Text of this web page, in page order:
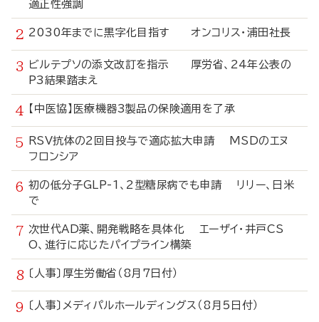
適正性強調
2030年までに黒字化目指す オンコリス・浦田社長
ビルテプソの添文改訂を指示 厚労省、24年公表の
P3結果踏まえ
【中医協】医療機器3製品の保険適用を了承
RSV抗体の2回目投与で適応拡大申請 MSDのエヌ
フロンシア
初の低分子GLP-1、2型糖尿病でも申請 リリー、日米
で
次世代AD薬、開発戦略を具体化 エーザイ・井戸CS
O、進行に応じたパイプライン構築
〔人事〕厚生労働省（8月7日付）
〔人事〕メディパルホールディングス（8月5日付）